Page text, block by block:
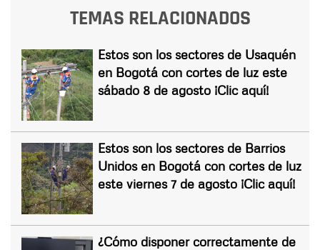
TEMAS RELACIONADOS
Estos son los sectores de Usaquén
en Bogotá con cortes de luz este
sábado 8 de agosto ¡Clic aquí!
Estos son los sectores de Barrios
Unidos en Bogotá con cortes de luz
este viernes 7 de agosto ¡Clic aquí!
¿Cómo disponer correctamente de